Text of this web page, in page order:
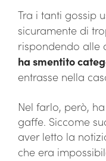
Tra i tanti gossip
sicuramente di
rispondendo alle
ha smentito
entrasse nella
Nel farlo, però,
gaffe. Siccome
aver letto la
che era